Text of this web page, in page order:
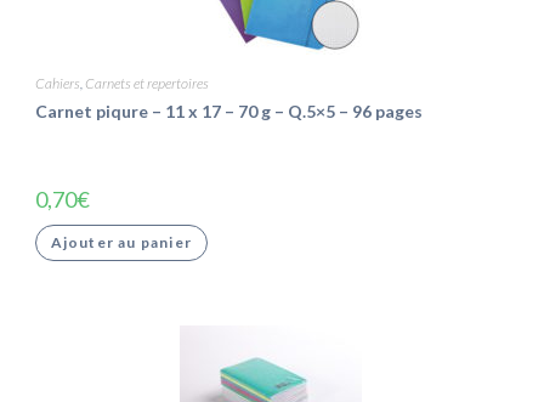
Cahiers Carnets et repertoires
Carnet piqure – 11 x 17 – 70 g – Q.5×5 – 96 pages
0,70€
Ajouter au panier